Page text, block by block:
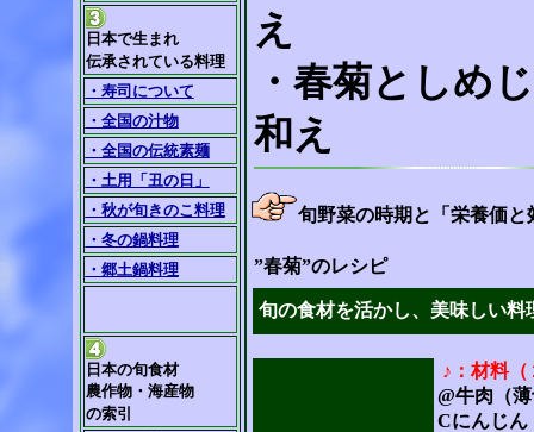
日本で生まれ
伝承されている料理
・寿司について
・全国の汁物
・全国の伝統素麺
・土用「丑の日」
・秋が旬きのこ料理
・冬の鍋料理
・郷土鍋料理
日本の旬食材
農作物・海産物
の索引
え
・春菊としめ
和え
旬野菜の時期と「栄養価
”春菊”のレシピ
旬の食材を活かし、美味しい
♪：材料（
@牛肉（
Cにんじん